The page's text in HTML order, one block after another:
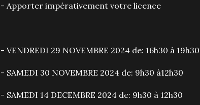
- Apporter impérativement votre licence
- VENDREDI 29 NOVEMBRE 2024 de: 16h30 à 19h30
- SAMEDI 30 NOVEMBRE 2024 de: 9h30 à12h30
- SAMEDI 14 DECEMBRE 2024 de: 9h30 à 12h30